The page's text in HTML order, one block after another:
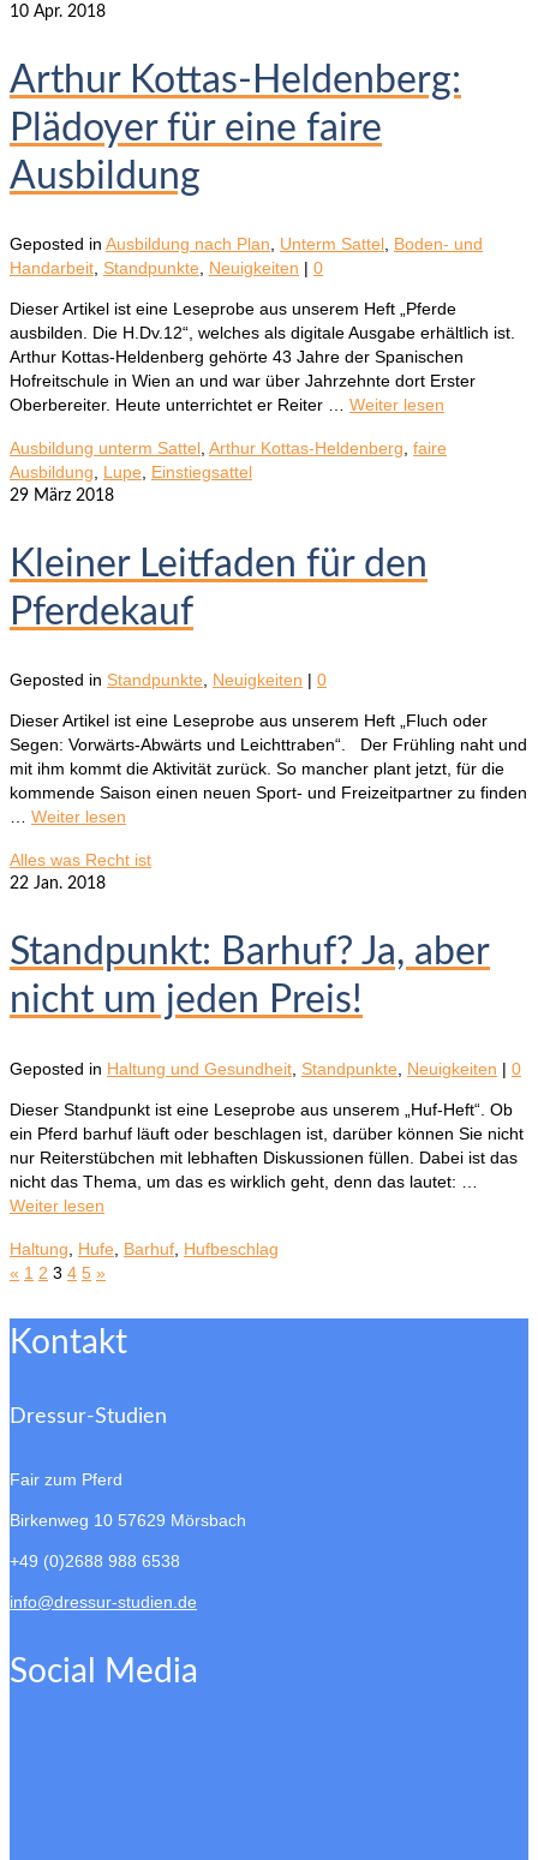
10 Apr. 2018
Arthur Kottas-Heldenberg:
Plädoyer für eine faire
Ausbildung
Geposted in Ausbildung nach Plan, Unterm Sattel, Boden- und
Handarbeit, Standpunkte, Neuigkeiten | 0
Dieser Artikel ist eine Leseprobe aus unserem Heft „Pferde
ausbilden. Die H.Dv.12“, welches als digitale Ausgabe erhältlich ist.
Arthur Kottas-Heldenberg gehörte 43 Jahre der Spanischen
Hofreitschule in Wien an und war über Jahrzehnte dort Erster
Oberbereiter. Heute unterrichtet er Reiter … Weiter lesen
Ausbildung unterm Sattel, Arthur Kottas-Heldenberg, faire
Ausbildung, Lupe, Einstiegsattel
29 März 2018
Kleiner Leitfaden für den
Pferdekauf
Geposted in Standpunkte, Neuigkeiten | 0
Dieser Artikel ist eine Leseprobe aus unserem Heft „Fluch oder
Segen: Vorwärts-Abwärts und Leichttraben“. Der Frühling naht und
mit ihm kommt die Aktivität zurück. So mancher plant jetzt, für die
kommende Saison einen neuen Sport- und Freizeitpartner zu finden
… Weiter lesen
Alles was Recht ist
22 Jan. 2018
Standpunkt: Barhuf? Ja, aber
nicht um jeden Preis!
Geposted in Haltung und Gesundheit Standpunkte Neuigkeiten | 0
Dieser Standpunkt ist eine Leseprobe aus unserem „Huf-Heft“. Ob
ein Pferd barhuf läuft oder beschlagen ist, darüber können Sie nicht
nur Reiterstübchen mit lebhaften Diskussionen füllen. Dabei ist das
nicht das Thema, um das es wirklich geht, denn das lautet: …
Weiter lesen
Haltung Hufe Barhuf Hufbeschlag
« 1 2 3 4 5 »
Kontakt
Dressur-Studien
Fair zum Pferd
Birkenweg 10 57629 Mörsbach
+49 (0)2688 988 6538
info@dressur-studien.de
Social Media